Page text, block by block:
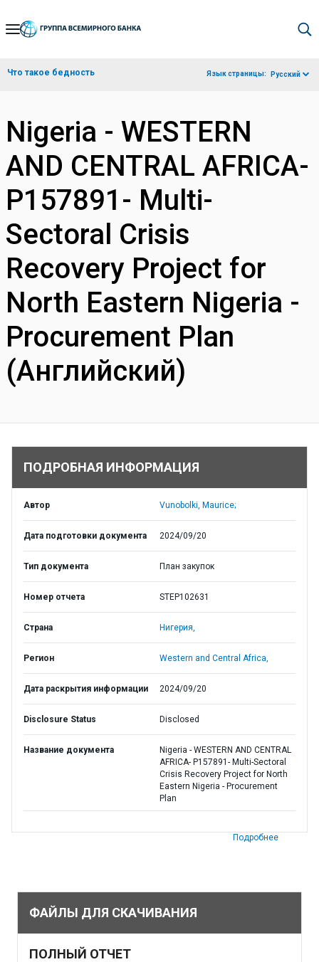
Skip
Navigation
Что такое бедность Язык страницы: Русский
Nigeria - WESTERN
AND CENTRAL AFRICA-
P157891- Multi-
Sectoral Crisis
Recovery Project for
North Eastern Nigeria -
Procurement Plan
(Английский)
ПОДРОБНАЯ ИНФОРМАЦИЯ
Автор Vunobolki, Maurice;
Дата подготовки документа 2024/09/20
Тип документа План закупок
Номер отчета STEP102631
Страна Нигерия,
Регион Western and Central Africa,
Дата раскрытия информации 2024/09/20
Disclosure Status Disclosed
Название документа
Nigeria - WESTERN AND CENTRAL
AFRICA- P157891- Multi-Sectoral
Crisis Recovery Project for North
Eastern Nigeria - Procurement
Plan
Подробнее
ФАЙЛЫ ДЛЯ СКАЧИВАНИЯ
ПОЛНЫЙ ОТЧЕТ